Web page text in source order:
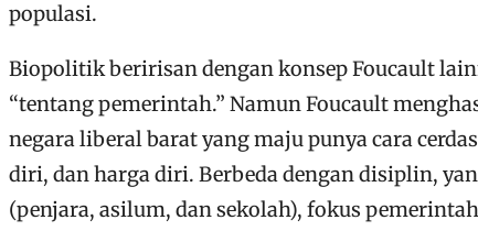
populasi.
Biopolitik beririsan dengan konsep Foucault
“tentang pemerintah.” Namun Foucault
negara liberal barat yang maju punya cara
diri, dan harga diri. Berbeda dengan disiplin,
(penjara, asilum, dan sekolah), fokus